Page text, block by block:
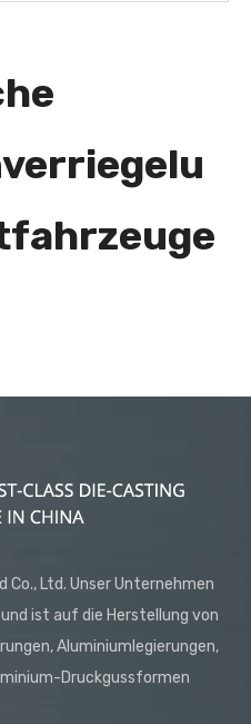
Co., Ltd. Unser Unternehmen
ist auf die Herstellung von
Aluminiumlegierungen,
Druckgussformen